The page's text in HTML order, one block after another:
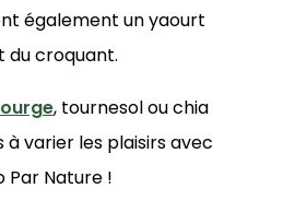
également un yaourt
du croquant.
, tournesol ou chia
à varier les plaisirs avec
Par Nature !